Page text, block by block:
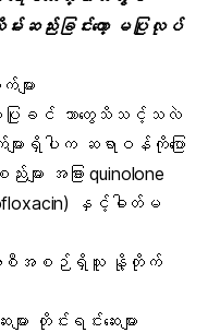
ဆည်းခြင်းတော့ မပြုလုပ်
ျား
ပြုခင် ဘာတွေသိသင့်သလဲ
ားရှိပါက ဆရာဝန်ကိုပြော
ား အခြား quinolone
နှင့်ဓါတ်မ
အစီအစဉ်ရှိသူ နို့တိုက်
ား တိုင်းရင်းဆေးများ